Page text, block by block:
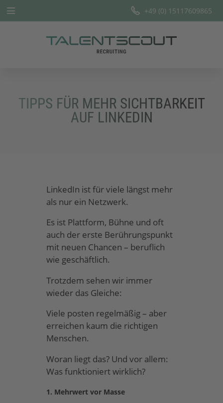
+49 (0) 15117609865
TIPPS FÜR MEHR SICHTBARKEIT
AUF LINKEDIN
LinkedIn ist für viele längst mehr
als nur ein Netzwerk.
Es ist Plattform, Bühne und oft
auch der erste Berührungspunkt
mit neuen Chancen – beruflich
wie geschäftlich.
Trotzdem sehen wir immer
wieder das Gleiche:
Viele posten regelmäßig – aber
erreichen kaum die richtigen
Menschen.
Woran liegt das? Und vor allem:
Was funktioniert wirklich?
1. Mehrwert vor Masse